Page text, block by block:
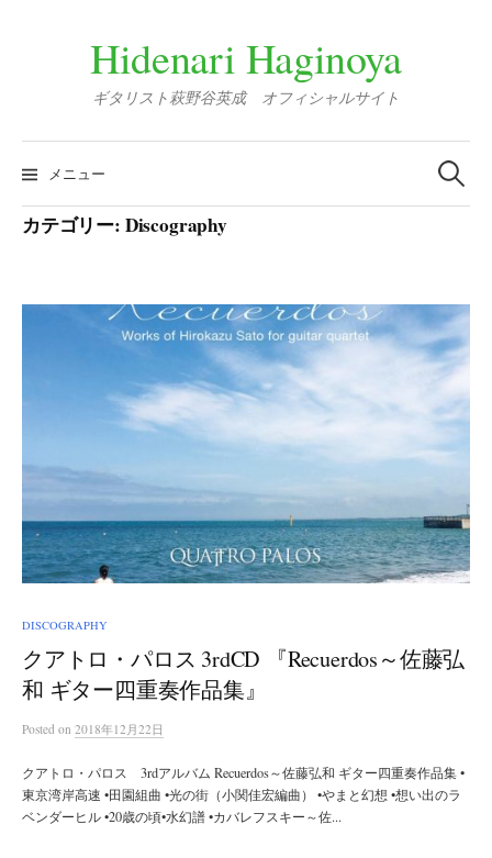
へ
ス
キ
ッ
プ
Hidenari Haginoya
ギタリスト萩野谷英成 オフィシャルサイト
メニュー
検
索:
カテゴリー: Discography
DISCOGRAPHY
クアトロ・パロス 3rdCD 『Recuerdos～佐藤弘
和 ギター四重奏作品集』
Posted on 2018年12月22日
クアトロ・パロス 3rdアルバム Recuerdos～佐藤弘和 ギター四重奏作品集 •
東京湾岸高速 •田園組曲 •光の街（小関佳宏編曲） •やまと幻想 •想い出のラ
ベンダーヒル •20歳の頃•水幻譜 •カバレフスキー～佐...